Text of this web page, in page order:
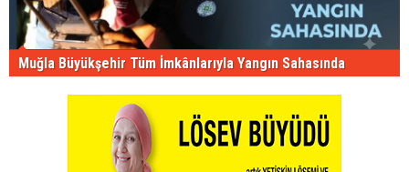
Muğla Büyükşehir Tüm İmkânlarıyla Yangın Sahasında